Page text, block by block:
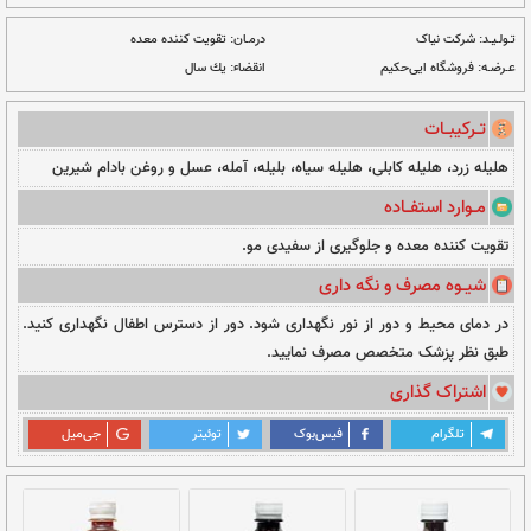
دلخواه نــا مــوجــود
درمـان:تقویت کننده معده
انقضاء:یك سال
هلیله سیاه، بلیله، آمله، عسل و روغن بادام شیرین